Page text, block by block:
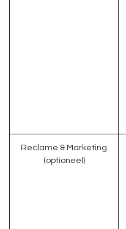
Reclame & Marketing
(optioneel)